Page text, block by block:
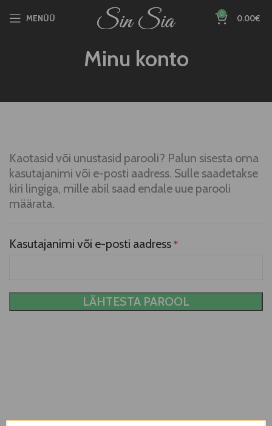
MENÜÜ 0 0.00€
Minu konto
Kaotasid või unustasid parooli? Palun sisesta oma
kasutajanimi või e-posti aadress. Sulle saadetakse
kiri lingiga, mille abil saad endale uue parooli
määrata.
Kasutajanimi või e-posti aadress *
LÄHTESTA PAROOL